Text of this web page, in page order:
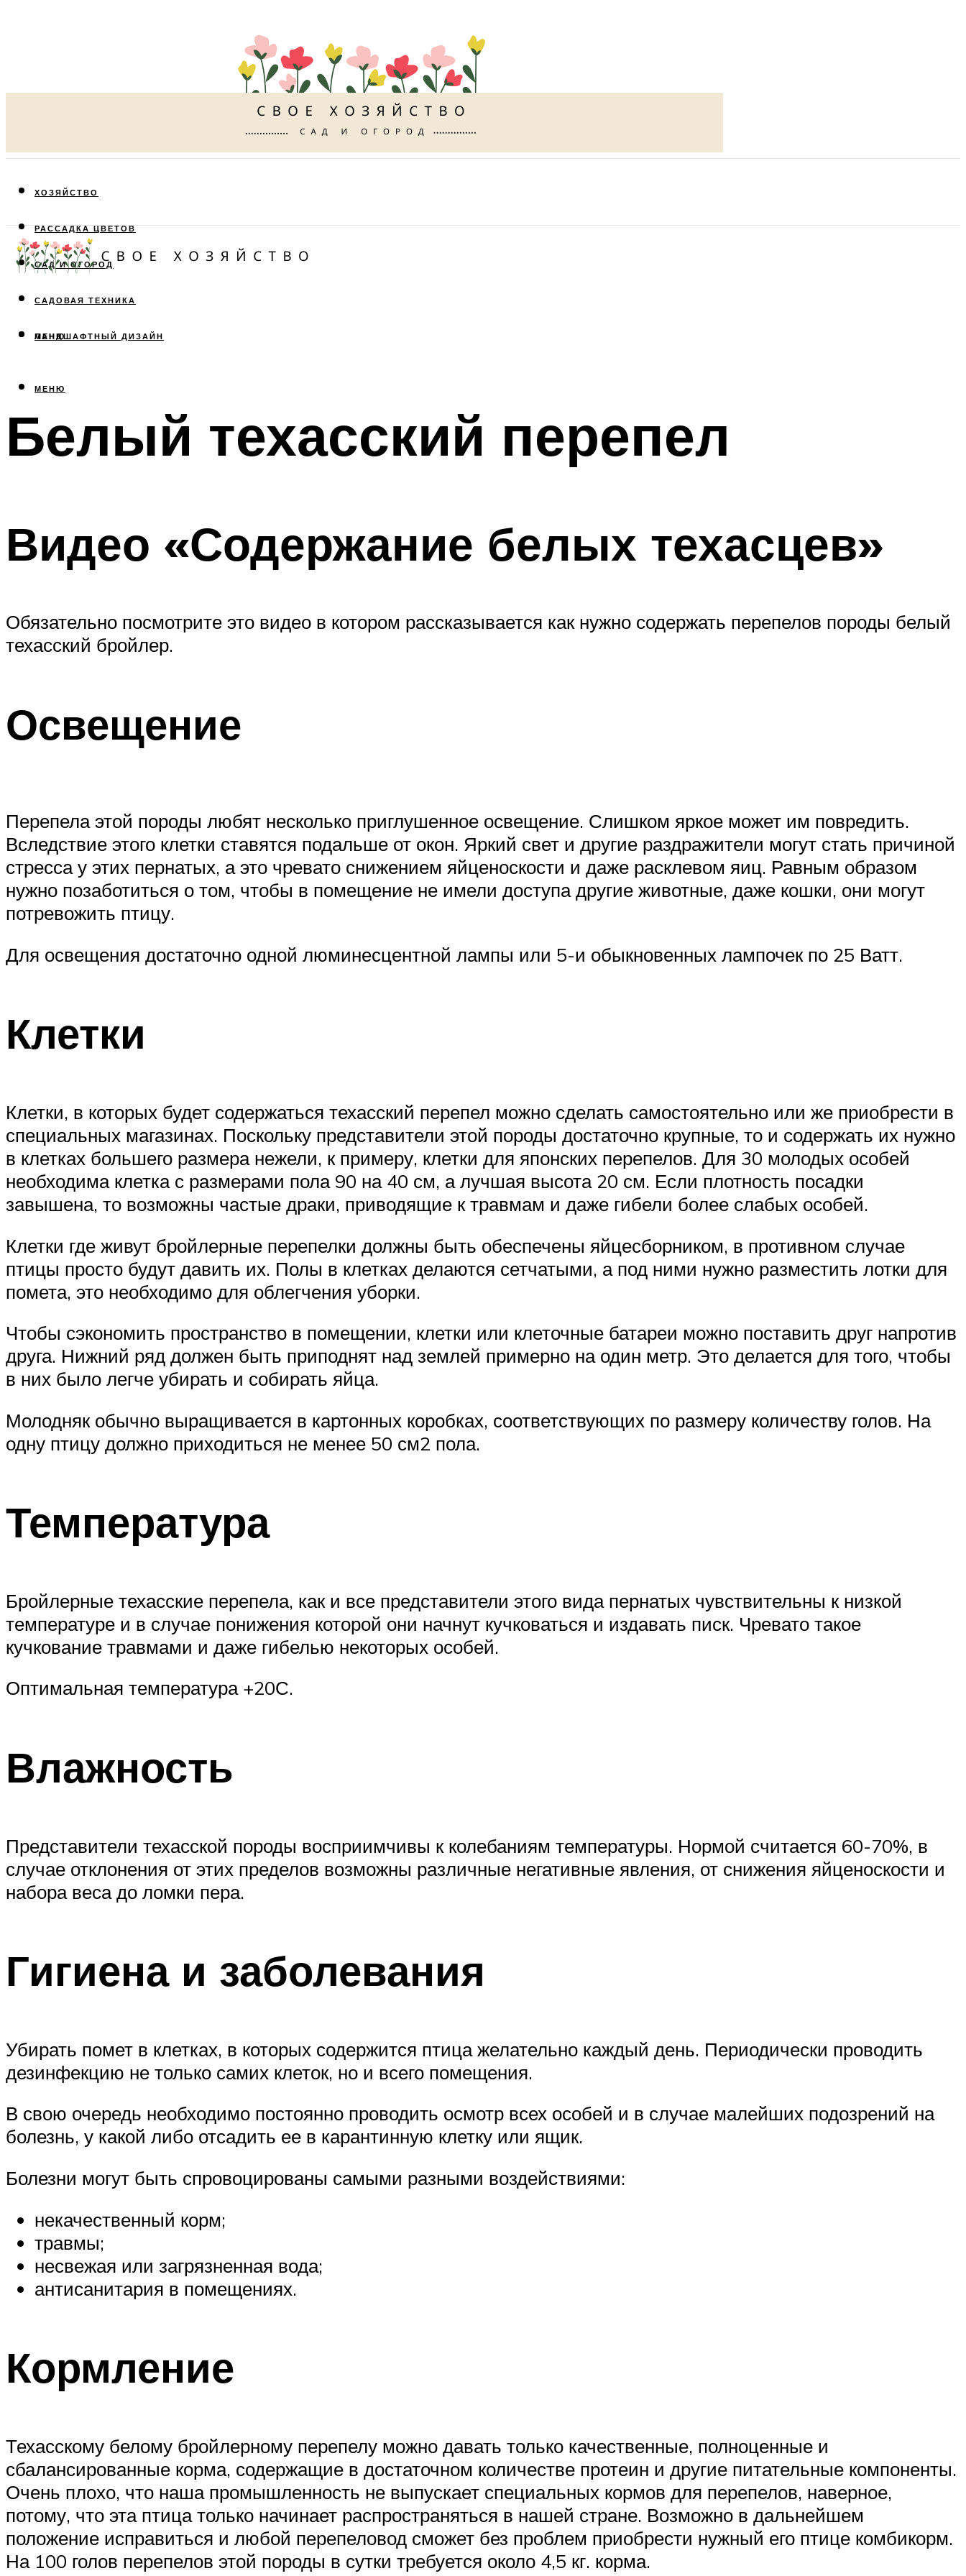
ХОЗЯЙСТВО
РАССАДКА ЦВЕТОВ
САД И ОГОРОД
САДОВАЯ ТЕХНИКА
ЛАНДШАФТНЫЙ ДИЗАЙН
МЕНЮ
МЕНЮ
Белый техасский перепел
Видео «Содержание белых техасцев»
Обязательно посмотрите это видео в котором рассказывается как нужно содержать перепелов породы белый
техасский бройлер.
Освещение
Перепела этой породы любят несколько приглушенное освещение. Слишком яркое может им повредить.
Вследствие этого клетки ставятся подальше от окон. Яркий свет и другие раздражители могут стать причиной
стресса у этих пернатых, а это чревато снижением яйценоскости и даже расклевом яиц. Равным образом
нужно позаботиться о том, чтобы в помещение не имели доступа другие животные, даже кошки, они могут
потревожить птицу.
Для освещения достаточно одной люминесцентной лампы или 5-и обыкновенных лампочек по 25 Ватт.
Клетки
Клетки, в которых будет содержаться техасский перепел можно сделать самостоятельно или же приобрести в
специальных магазинах. Поскольку представители этой породы достаточно крупные, то и содержать их нужно
в клетках большего размера нежели, к примеру, клетки для японских перепелов. Для 30 молодых особей
необходима клетка с размерами пола 90 на 40 см, а лучшая высота 20 см. Если плотность посадки
завышена, то возможны частые драки, приводящие к травмам и даже гибели более слабых особей.
Клетки где живут бройлерные перепелки должны быть обеспечены яйцесборником, в противном случае
птицы просто будут давить их. Полы в клетках делаются сетчатыми, а под ними нужно разместить лотки для
помета, это необходимо для облегчения уборки.
Чтобы сэкономить пространство в помещении, клетки или клеточные батареи можно поставить друг напротив
друга. Нижний ряд должен быть приподнят над землей примерно на один метр. Это делается для того, чтобы
в них было легче убирать и собирать яйца.
Молодняк обычно выращивается в картонных коробках, соответствующих по размеру количеству голов. На
одну птицу должно приходиться не менее 50 см2 пола.
Температура
Бройлерные техасские перепела, как и все представители этого вида пернатых чувствительны к низкой
температуре и в случае понижения которой они начнут кучковаться и издавать писк. Чревато такое
кучкование травмами и даже гибелью некоторых особей.
Оптимальная температура +20С.
Влажность
Представители техасской породы восприимчивы к колебаниям температуры. Нормой считается 60-70%, в
случае отклонения от этих пределов возможны различные негативные явления, от снижения яйценоскости и
набора веса до ломки пера.
Гигиена и заболевания
Убирать помет в клетках, в которых содержится птица желательно каждый день. Периодически проводить
дезинфекцию не только самих клеток, но и всего помещения.
В свою очередь необходимо постоянно проводить осмотр всех особей и в случае малейших подозрений на
болезнь, у какой либо отсадить ее в карантинную клетку или ящик.
Болезни могут быть спровоцированы самыми разными воздействиями:
некачественный корм;
травмы;
несвежая или загрязненная вода;
антисанитария в помещениях.
Кормление
Техасскому белому бройлерному перепелу можно давать только качественные, полноценные и
сбалансированные корма, содержащие в достаточном количестве протеин и другие питательные компоненты.
Очень плохо, что наша промышленность не выпускает специальных кормов для перепелов, наверное,
потому, что эта птица только начинает распространяться в нашей стране. Возможно в дальнейшем
положение исправиться и любой перепеловод сможет без проблем приобрести нужный его птице комбикорм.
На 100 голов перепелов этой породы в сутки требуется около 4,5 кг. корма.